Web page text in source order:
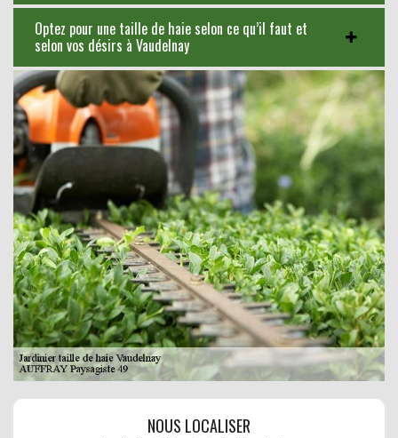
Optez pour une taille de haie selon ce qu’il faut et
selon vos désirs à Vaudelnay
NOUS LOCALISER